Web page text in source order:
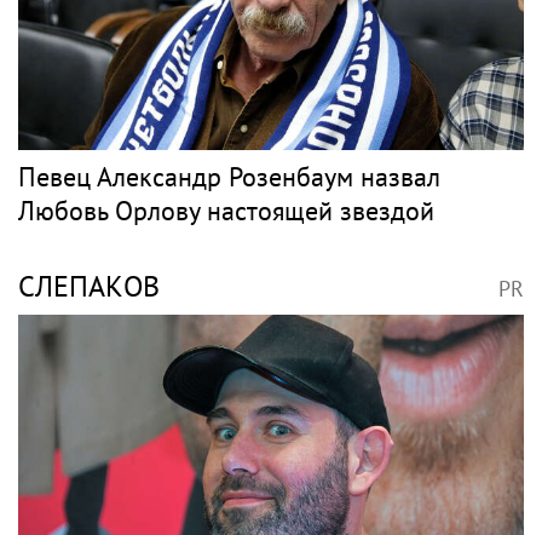
Певец Александр Розенбаум назвал
Любовь Орлову настоящей звездой
СЛЕПАКОВ PR